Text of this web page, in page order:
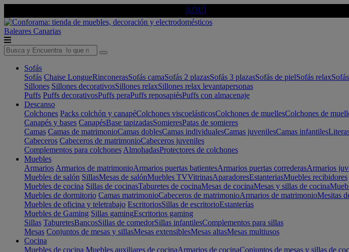
AQUÍ
Baleares Canarias
Sofás
Sofás Chaise LongueRinconerasSofás camaSofás 2 plazasSofás 3 plazasSofás de pielSofás relax
Sillones Sillones decorativosSillones relaxSillones relax levantapersonas
Puffs Puffs decorativosPuffs peraPuffs reposapiésPuffs con almacenaje
Descanso
Colchones Packs colchón y canapéColchones viscoelásticosColchones de muellesColchones de
Canapés y bases CanapésBase tapizadasSomieresPatas de somieres
Camas Camas de matrimonioCamas doblesCamas individualesCamas juvenilesCamas infantiles
Cabeceros Cabeceros de matrimonioCabeceros juveniles
Complementos para colchones AlmohadasProtectores de colchones
Muebles
Armarios Armarios de matrimonioArmarios puertas batientesArmarios puertas correderasArmarios
Muebles de salón SillasMesas de salónMuebles TVVitrinasAparadoresEstanteriasMuebles recibidores
Muebles de cocina Sillas de cocinasTaburetes de cocinaMesas de cocinaMesas y sillas de cocina
Muebles de dormitorio Camas matrimonioCabeceros de matrimonioArmarios de matrimonioMesitas
Muebles de oficina y teletrabajo EscritoriosSillas de escritorioEstanterías
Muebles de Gaming Sillas gamingEscritorios gaming
Sillas TaburetesBancosSillas de comedorSillas infantilesComplementos para sillas
Mesas Conjuntos de mesas y sillasMesas extensiblesMesas altasMesas multiusos
Cocina
Muebles de cocina Muebles auxiliares de cocinaArmarios de cocinaConjuntos de mesas y sillas de